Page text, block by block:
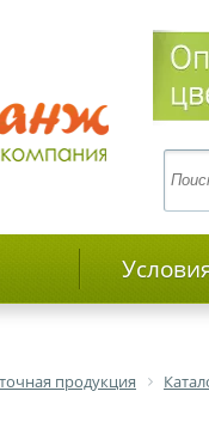
продукция